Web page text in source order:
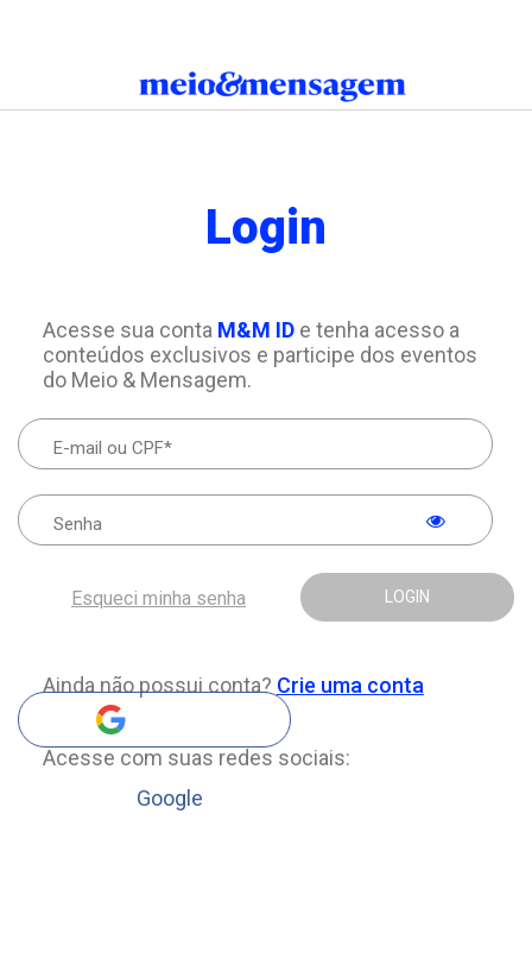
Login
Acesse sua conta M&M IDe tenha acesso a
conteúdos exclusivos e participe dos eventos
do Meio & Mensagem.
LOGIN
Esqueci minha senha
Ainda não possui conta? Crie uma conta
Acesse com suas redes sociais:
Google